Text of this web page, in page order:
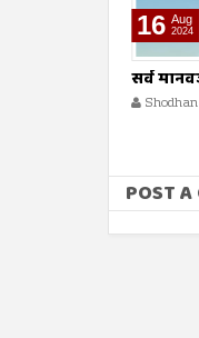
16 Aug
2024
भारतीय
योगदान
POST